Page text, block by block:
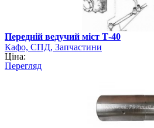
Передній ведучий міст Т-40
Кафо, СПД, Запчастини
Ціна:
Перегляд